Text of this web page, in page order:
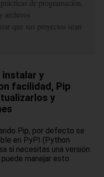
de programación,
archivos
que sus proyectos sean
instalar y
facilidad, Pip
y
Pip, por defecto se
en PyPI (Python
si necesitas una versión
manejar esto